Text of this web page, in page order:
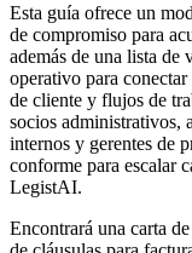
Esta guía ofrece un
de compromiso para
además de una lista
operativo para
de cliente y flujos de
socios administrativos,
internos y gerentes de
conforme para escalar
LegistAI.
Encontrará una carta